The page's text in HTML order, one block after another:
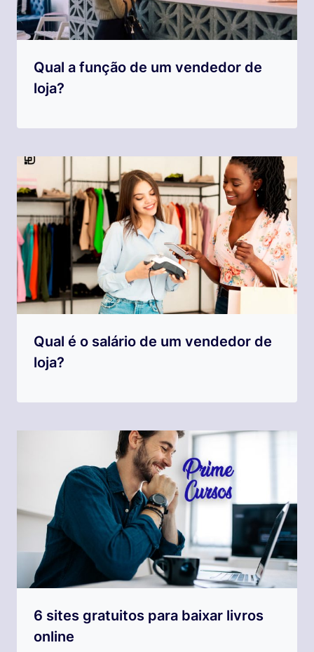
Qual a função de um vendedor de
loja?
Qual é o salário de um vendedor de
loja?
6 sites gratuitos para baixar livros
online